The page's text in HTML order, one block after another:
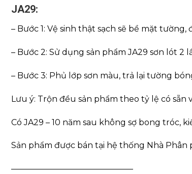
JA29:
– Bước 1: Vệ sinh thật sạch sẽ bề mặt
– Bước 2: Sử dụng sản phẩm JA29 sơn lót 2
– Bước 3: Phủ lớp sơn màu, trả lại tường
Lưu ý: Trộn đều sản phẩm theo tỷ lệ có
Có JA29 – 10 năm sau không sợ bong tróc,
Sản phẩm được bán tại hệ thống Nhà
———————————————